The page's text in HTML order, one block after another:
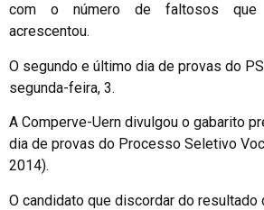
com o número de faltosos que
acrescentou.
O segundo e último dia de provas do
segunda-feira, 3.
A Comperve-Uern divulgou o gabarito
dia de provas do Processo Seletivo
2014).
O candidato que discordar do resultado